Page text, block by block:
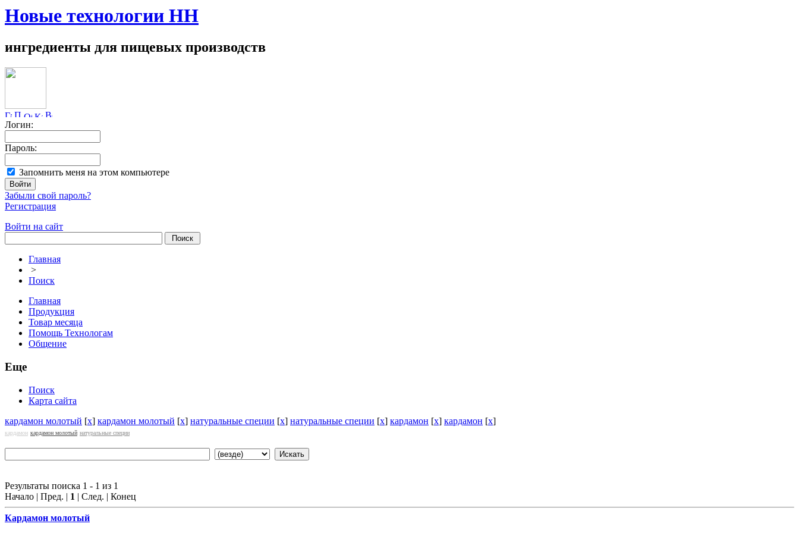
Новые технологии НН
ингредиенты для пищевых производств
Логин:
Пароль:
Запомнить меня на этом компьютере
Забыли свой пароль?
Регистрация
Войти на сайт
Главная
>
Поиск
Главная
Продукция
Товар месяца
Помощь Технологам
Общение
Еще
Поиск
Карта сайта
кардамон молотый [x] кардамон молотый [x] натуральные специи [x] натуральные специи [x] кардамон [x] кардамон [x]
кардамон кардамон молотый натуральные специи
Результаты поиска 1 - 1 из 1
Начало | Пред. | 1 | След. | Конец
Кардамон молотый